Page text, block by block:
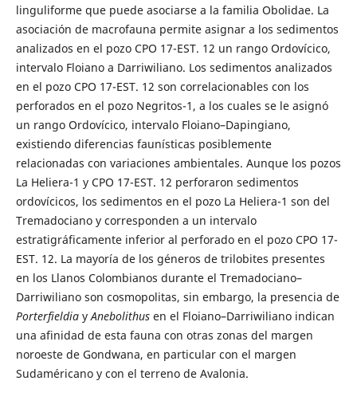
linguliforme que puede asociarse a la familia Obolidae. La
asociación de macrofauna permite asignar a los sedimentos
analizados en el pozo CPO 17-EST. 12 un rango Ordovícico,
intervalo Floiano a Darriwiliano. Los sedimentos analizados
en el pozo CPO 17-EST. 12 son correlacionables con los
perforados en el pozo Negritos-1, a los cuales se le asignó
un rango Ordovícico, intervalo Floiano–Dapingiano,
existiendo diferencias faunísticas posiblemente
relacionadas con variaciones ambientales. Aunque los pozos
La Heliera-1 y CPO 17-EST. 12 perforaron sedimentos
ordovícicos, los sedimentos en el pozo La Heliera-1 son del
Tremadociano y corresponden a un intervalo
estratigráficamente inferior al perforado en el pozo CPO 17-
EST. 12. La mayoría de los géneros de trilobites presentes
en los Llanos Colombianos durante el Tremadociano–
Darriwiliano son cosmopolitas, sin embargo, la presencia de
PorterfieldiayAnebolithusen el Floiano–Darriwiliano indican
una afinidad de esta fauna con otras zonas del margen
noroeste de Gondwana, en particular con el margen
Sudaméricano y con el terreno de Avalonia.